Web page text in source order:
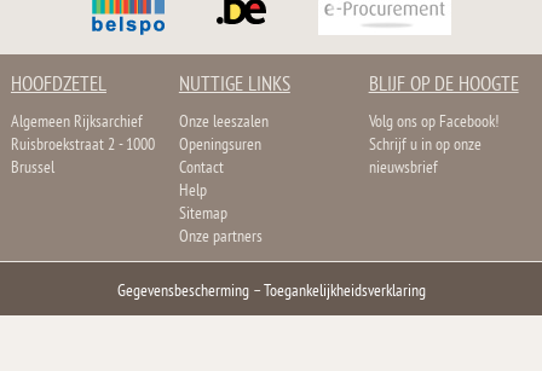
HOOFDZETEL
Algemeen Rijksarchief
Ruisbroekstraat 2 - 1000
Brussel
NUTTIGE LINKS
Onze leeszalen
Openingsuren
Contact
Help
Sitemap
Onze partners
BLIJF OP DE HOOGTE
Volg ons op Facebook!
Schrijf u in op onze
nieuwsbrief
Gegevensbescherming–Toegankelijkheidsverklaring